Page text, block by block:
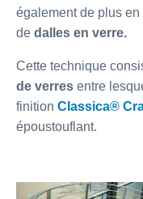
également de plus
de dalles en verre.
Cette technique
de verres entre
finition Classica®
époustouflant.